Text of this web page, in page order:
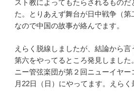
スト教によってもたらされるものだ
た。とりあえず舞台が日中戦争（第
なので中国の故事が絡んでます。
えらく脱線しましたが、結論から
第六をやってるところ発見しました
ニー管弦楽団が第２回ニューイヤー
月22日（日）にやってます。えらく